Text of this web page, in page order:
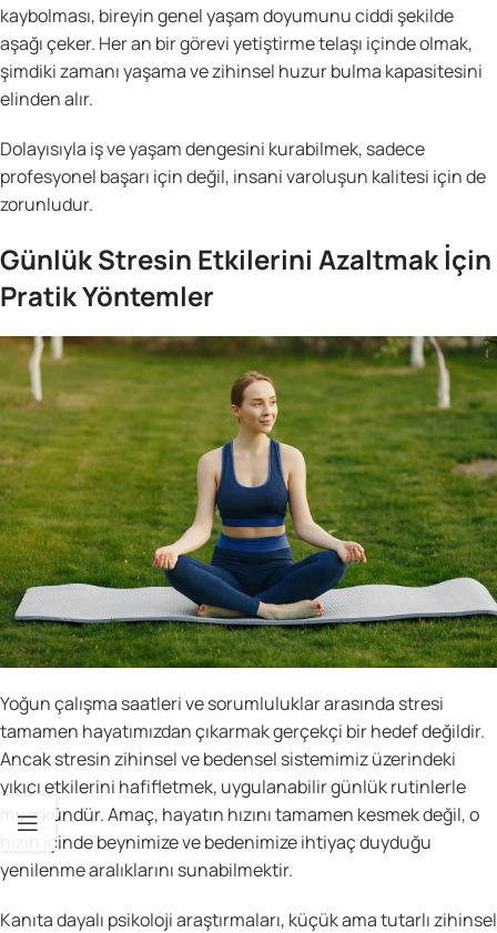
kaybolması, bireyin genel yaşam doyumunu ciddi şekilde
aşağı çeker. Her an bir görevi yetiştirme telaşı içinde olmak,
şimdiki zamanı yaşama ve zihinsel huzur bulma kapasitesini
elinden alır.
Dolayısıyla iş ve yaşam dengesini kurabilmek, sadece
profesyonel başarı için değil, insani varoluşun kalitesi için de
zorunludur.
Günlük Stresin Etkilerini Azaltmak İçin
Pratik Yöntemler
Yoğun çalışma saatleri ve sorumluluklar arasında stresi
tamamen hayatımızdan çıkarmak gerçekçi bir hedef değildir.
Ancak stresin zihinsel ve bedensel sistemimiz üzerindeki
yıkıcı etkilerini hafifletmek, uygulanabilir günlük rutinlerle
mümkündür. Amaç, hayatın hızını tamamen kesmek değil, o
hızın içinde beynimize ve bedenimize ihtiyaç duyduğu
yenilenme aralıklarını sunabilmektir.
Kanıta dayalı psikoloji araştırmaları, küçük ama tutarlı zihinsel